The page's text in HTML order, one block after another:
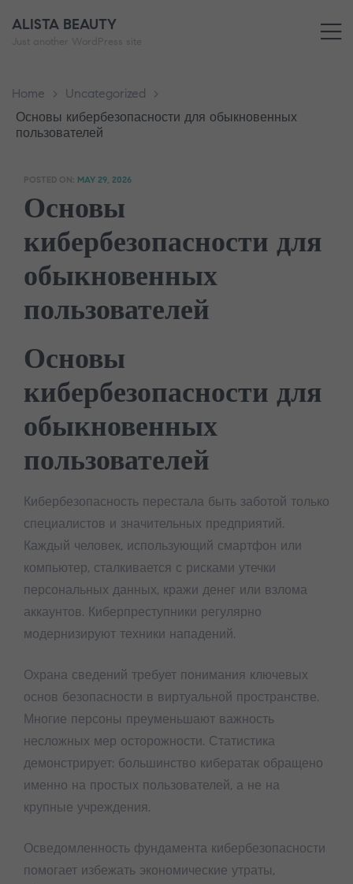
ALISTA BEAUTY
Just another WordPress site
Home > Uncategorized
>
Основы кибербезопасности для обыкновенных
пользователей
POSTED ON: MAY 29, 2026
Основы
кибербезопасности для
обыкновенных
пользователей
Основы
кибербезопасности для
обыкновенных
пользователей
Кибербезопасность перестала быть заботой только
специалистов и значительных предприятий.
Каждый человек, использующий смартфон или
компьютер, сталкивается с рисками утечки
персональных данных, кражи денег или взлома
аккаунтов. Киберпреступники регулярно
модернизируют техники нападений.
Охрана сведений требует понимания ключевых
основ безопасности в виртуальной пространстве.
Многие персоны преуменьшают важность
несложных мер осторожности. Статистика
демонстрирует: большинство кибератак обращено
именно на простых пользователей, а не на
крупные учреждения.
Осведомленность фундамента кибербезопасности
помогает избежать экономические утраты,